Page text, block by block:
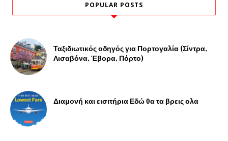
POPULAR POSTS
Ταξιδιωτικός οδηγός για Πορτογαλία (Σίντρα,
Λισαβόνα, Έβορα, Πόρτο)
Διαμονή και εισιτήρια Εδώ θα τα βρεις ολα